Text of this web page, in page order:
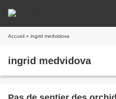
Accueil » ingrid medvidova
ingrid medvidova